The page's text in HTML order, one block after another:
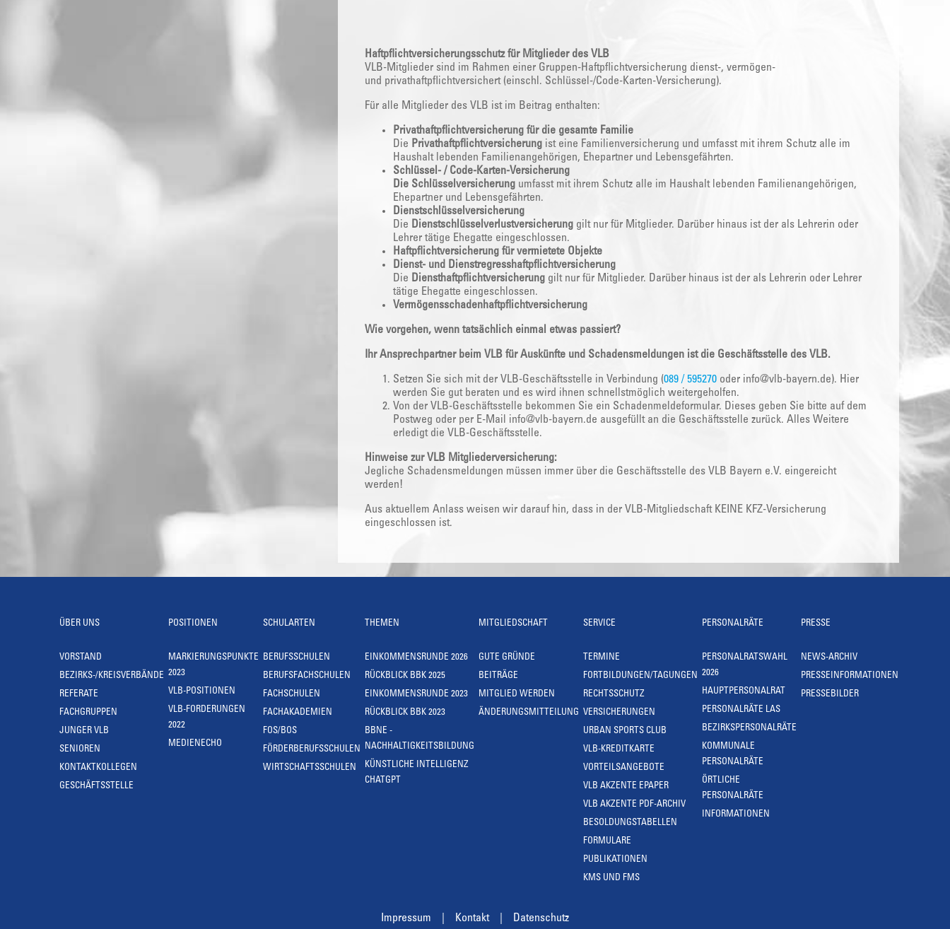
Haftpflichtversicherungsschutz für Mitglieder des VLB
VLB-Mitglieder sind im Rahmen einer Gruppen-Haftpflichtversicherung dienst-, vermögen-
und privathaftpflichtversichert (einschl. Schlüssel-/Code-Karten-Versicherung).
Für alle Mitglieder des VLB ist im Beitrag enthalten:
Privathaftpflichtversicherung für die gesamte Familie
Die Privathaftpflichtversicherung ist eine Familienversicherung und umfasst mit ihrem Schutz alle im
Haushalt lebenden Familienangehörigen, Ehepartner und Lebensgefährten.
Schlüssel- / Code-Karten-Versicherung
Die Schlüsselversicherung umfasst mit ihrem Schutz alle im Haushalt lebenden Familienangehörigen,
Ehepartner und Lebensgefährten.
Dienstschlüsselversicherung
Die Dienstschlüsselverlustversicherung gilt nur für Mitglieder. Darüber hinaus ist der als Lehrerin oder
Lehrer tätige Ehegatte eingeschlossen.
Haftpflichtversicherung für vermietete Objekte
Dienst- und Dienstregresshaftpflichtversicherung
Die Diensthaftpflichtversicherung gilt nur für Mitglieder. Darüber hinaus ist der als Lehrerin oder Lehrer
tätige Ehegatte eingeschlossen.
Vermögensschadenhaftpflichtversicherung
Wie vorgehen, wenn tatsächlich einmal etwas passiert?
Ihr Ansprechpartner beim VLB für Auskünfte und Schadensmeldungen ist die Geschäftsstelle des VLB.
Setzen Sie sich mit der VLB-Geschäftsstelle in Verbindung (089 / 595270 oder info@vlb-bayern.de). Hier
werden Sie gut beraten und es wird ihnen schnellstmöglich weitergeholfen.
Von der VLB-Geschäftsstelle bekommen Sie ein Schadenmeldeformular. Dieses geben Sie bitte auf dem
Postweg oder per E-Mail info@vlb-bayern.de ausgefüllt an die Geschäftsstelle zurück. Alles Weitere
erledigt die VLB-Geschäftsstelle.
Hinweise zur VLB Mitgliederversicherung:
Jegliche Schadensmeldungen müssen immer über die Geschäftsstelle des VLB Bayern e.V. eingereicht
werden!
Aus aktuellem Anlass weisen wir darauf hin, dass in der VLB-Mitgliedschaft KEINE KFZ-Versicherung
eingeschlossen ist.
ÜBER UNS
VORSTAND
BEZIRKS-/KREISVERBÄNDE
REFERATE
FACHGRUPPEN
JUNGER VLB
SENIOREN
KONTAKTKOLLEGEN
GESCHÄFTSSTELLE
POSITIONEN
MARKIERUNGSPUNKTE
2023
VLB-POSITIONEN
VLB-FORDERUNGEN
2022
MEDIENECHO
SCHULARTEN
BERUFSSCHULEN
BERUFSFACHSCHULEN
FACHSCHULEN
FACHAKADEMIEN
FOS/BOS
FÖRDERBERUFSSCHULEN
WIRTSCHAFTSSCHULEN
THEMEN
EINKOMMENSRUNDE 2026
RÜCKBLICK BBK 2025
EINKOMMENSRUNDE 2023
RÜCKBLICK BBK 2023
BBNE -
NACHHALTIGKEITSBILDUNG
KÜNSTLICHE INTELLIGENZ
CHATGPT
MITGLIEDSCHAFT
GUTE GRÜNDE
BEITRÄGE
MITGLIED WERDEN
ÄNDERUNGSMITTEILUNG
SERVICE
TERMINE
FORTBILDUNGEN/TAGUNGEN
RECHTSSCHUTZ
VERSICHERUNGEN
URBAN SPORTS CLUB
VLB-KREDITKARTE
VORTEILSANGEBOTE
VLB AKZENTE EPAPER
VLB AKZENTE PDF-ARCHIV
BESOLDUNGSTABELLEN
FORMULARE
PUBLIKATIONEN
KMS UND FMS
PERSONALRÄTE
PERSONALRATSWAHL
2026
HAUPTPERSONALRAT
PERSONALRÄTE LAS
BEZIRKSPERSONALRÄTE
KOMMUNALE
PERSONALRÄTE
ÖRTLICHE
PERSONALRÄTE
INFORMATIONEN
PRESSE
NEWS-ARCHIV
PRESSEINFORMATIONEN
PRESSEBILDER
Impressum Kontakt Datenschutz